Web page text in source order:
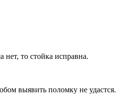
то стойка исправна.
выявить поломку не удастся.